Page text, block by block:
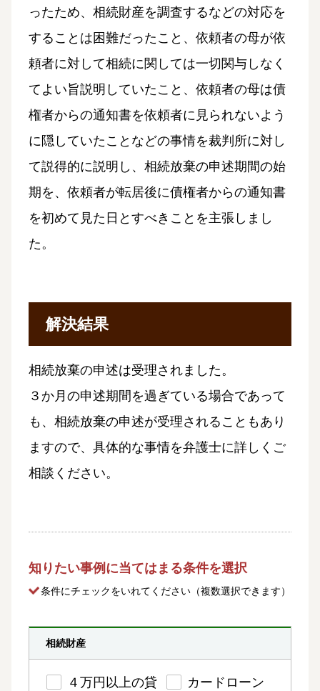
ったため、相続財産を調査するなどの対応を
することは困難だったこと、依頼者の母が依
頼者に対して相続に関しては一切関与しなく
てよい旨説明していたこと、依頼者の母は債
権者からの通知書を依頼者に見られないよう
に隠していたことなどの事情を裁判所に対し
て説得的に説明し、相続放棄の申述期間の始
期を、依頼者が転居後に債権者からの通知書
を初めて見た日とすべきことを主張しまし
た。
解決結果
相続放棄の申述は受理されました。
３か月の申述期間を過ぎている場合であって
も、相続放棄の申述が受理されることもあり
ますので、具体的な事情を弁護士に詳しくご
相談ください。
知りたい事例に当てはまる条件を選択
条件にチェックをいれてください（複数選択できます）
相続財産
４万円以上の貸
カードローン